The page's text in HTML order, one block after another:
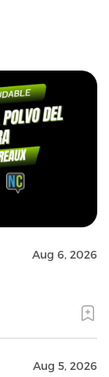
Aug 6, 2026
Aug 5, 2026